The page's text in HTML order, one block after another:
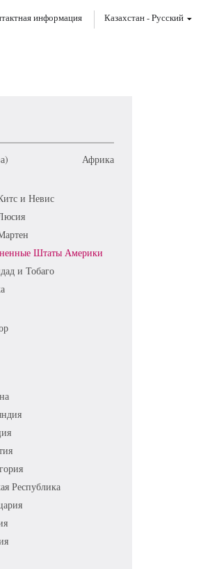
информация Казахстан-Pусский
Африка
и Невис
Штаты Америки
и Тобаго
Республика